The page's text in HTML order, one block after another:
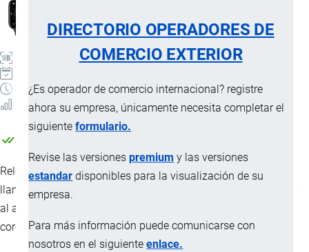
DIRECTORIO OPERADORES DE
COMERCIO EXTERIOR
¿Es operador de comercio internacional? registre
ahora su empresa, únicamente necesita completar el
siguienteformulario.
Revise las versionespremium y las versiones
estandar disponibles para la visualización de su
empresa.
Para más información puede comunicarse con
nosotros en el siguienteenlace.
SUBPARTIDA ARANCELARIA
4 MINUTOS
52 VISTAS
Reloj inteligente que permite realizar, contestar y rechazar
llamadas telefónicas Bluetooth, posee 10 metros de resistencia
al agua, pantalla colorida, control táctil de pantalla completa,
corona g